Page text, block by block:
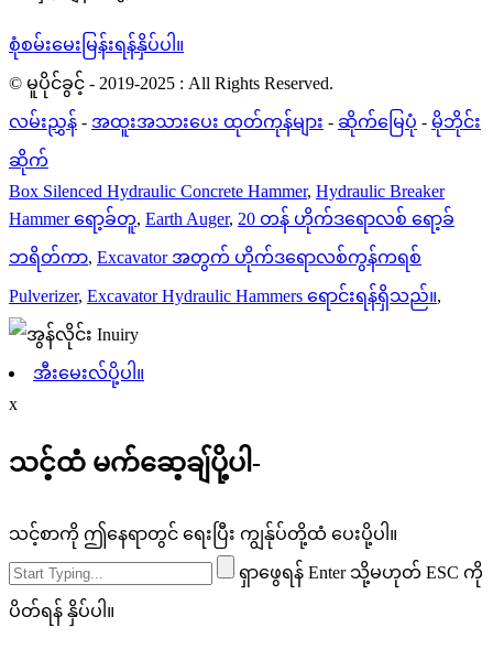
စုံစမ်းမေးမြန်းရန်နှိပ်ပါ။
© မူပိုင်ခွင့် - 2019-2025 : All Rights Reserved.
လမ်းညွှန် - အထူးအသားပေး ထုတ်ကုန်များ - ဆိုက်မြေပုံ - မိုဘိုင်း
ဆိုက်
Box Silenced Hydraulic Concrete Hammer, Hydraulic Breaker
Hammer ရော့ခ်တူ, Earth Auger, 20 တန် ဟိုက်ဒရောလစ် ရော့ခ်
ဘရိတ်ကာ, Excavator အတွက် ဟိုက်ဒရောလစ်ကွန်ကရစ်
Pulverizer, Excavator Hydraulic Hammers ရောင်းရန်ရှိသည်။,
အီးမေးလ်ပို့ပါ။
x
သင့်ထံ မက်ဆေ့ချ်ပို့ပါ-
သင့်စာကို ဤနေရာတွင် ရေးပြီး ကျွန်ုပ်တို့ထံ ပေးပို့ပါ။
ရှာဖွေရန် Enter သို့မဟုတ် ESC ကို
ပိတ်ရန် နှိပ်ပါ။